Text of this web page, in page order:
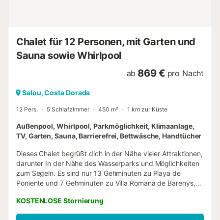
Chalet für 12 Personen, mit Garten und
Sauna sowie Whirlpool
ab 869 € pro Nacht
Salou, Costa Dorada
12 Pers. 5 Schlafzimmer 450 m² 1 km zur Küste
Außenpool, Whirlpool, Parkmöglichkeit, Klimaanlage,
TV, Garten, Sauna, Barrierefrei, Bettwäsche, Handtücher
Dieses Chalet begrüßt dich in der Nähe vieler Attraktionen,
darunter In der Nähe des Wasserparks und Möglichkeiten
zum Segeln. Es sind nur 13 Gehminuten zu Playa de
Poniente und 7 Gehminuten zu Villa Romana de Barenys,
praktische Parkplätze auf dem Gelände bietet. Verbring
etwas Zeit am nahe gelegenen Strand (freu dich auf die
KOSTENLOSE Stornierung